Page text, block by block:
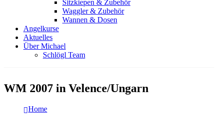
Sitzkiepen & Zubehör
Waggler & Zubehör
Wannen & Dosen
Angelkurse
Aktuelles
Über Michael
Schlögl Team
WM 2007 in Velence/Ungarn
Home